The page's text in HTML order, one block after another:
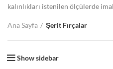
kalınlıkları istenilen ölçülerde
Ana Sayfa Şerit Fırçalar
Show sidebar